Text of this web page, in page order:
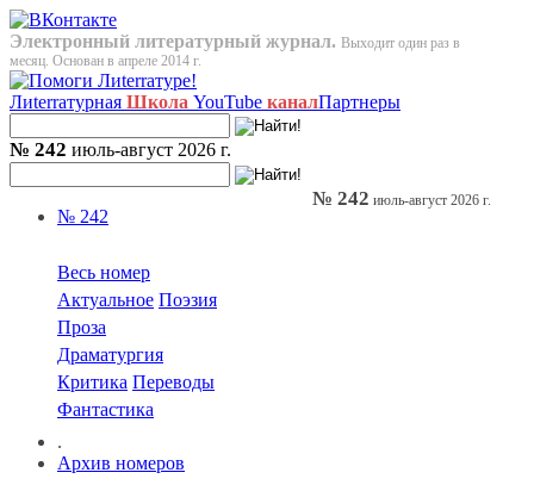
Электронный литературный журнал. Выходит один раз в
месяц. Основан в апреле 2014 г.
Лиterraтурная Школа YouTube каналПартнеры
№ 242 июль-август 2026 г.
№ 242
Весь номер
Актуальное Поэзия
Проза
Драматургия
Критика Переводы
Фантастика
.
Архив номеров
№ 242 июль-август 2026 г.